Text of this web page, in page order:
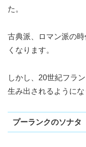
た。
古典派、ロマン派の
くなります。
しかし、20世紀フラ
生み出されるようにな
プーランクのソナタ